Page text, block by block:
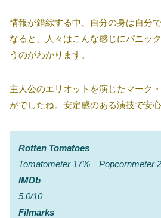
情報が錯綜する中、自分の身は自分
なると、人々はこんな感じにパニッ
うのがわかります。
主人公のエリオットを演じたマーク
がでしたね。安定感のある演技で安
Rotten Tomatoes
Tomatometer 17% Popcornmeter
IMDb
5.0/10
Filmarks